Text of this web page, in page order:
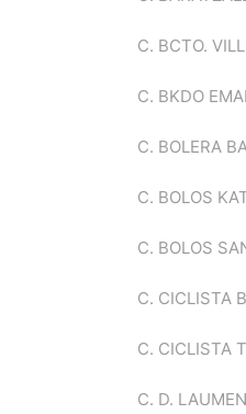
C. BCTO.
C. BKDO
C. BOLERA
C. BOLOS
C. BOLOS
C. CICLISTA
C. CICLISTA
C. D.